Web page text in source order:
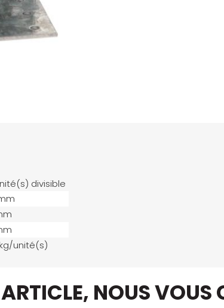
divisible
unité(s)
NOUS VOUS